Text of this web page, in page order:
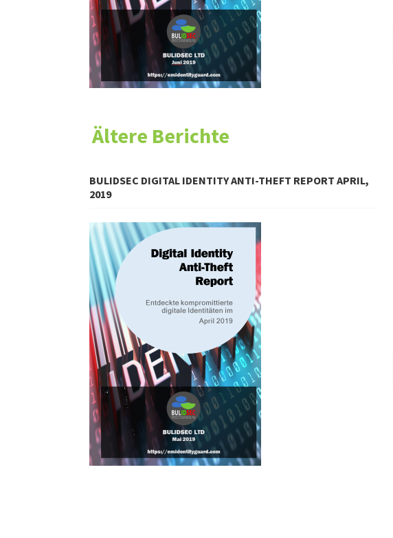
Ältere Berichte
BULIDSEC DIGITAL IDENTITY ANTI-THEFT REPORT APRIL,
2019